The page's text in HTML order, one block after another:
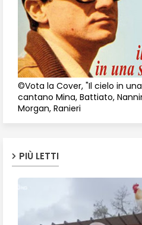
©Vota la Cover, "Il cielo in
cantano Mina, Battiato,
Morgan, Ranieri
PIÙ LETTI